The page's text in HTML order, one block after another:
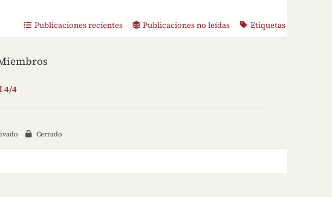
Publicaciones recientes Publicaciones no leídas Etiquetas
4/4
Cerrado